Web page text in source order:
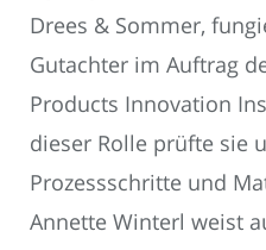
Drees & Sommer,
Gutachter im Auftrag
Products Innovation
dieser Rolle prüfte sie
Prozessschritte und
Annette Winterl weist